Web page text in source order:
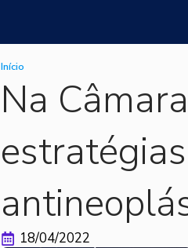
Início
Na
18/04/2022